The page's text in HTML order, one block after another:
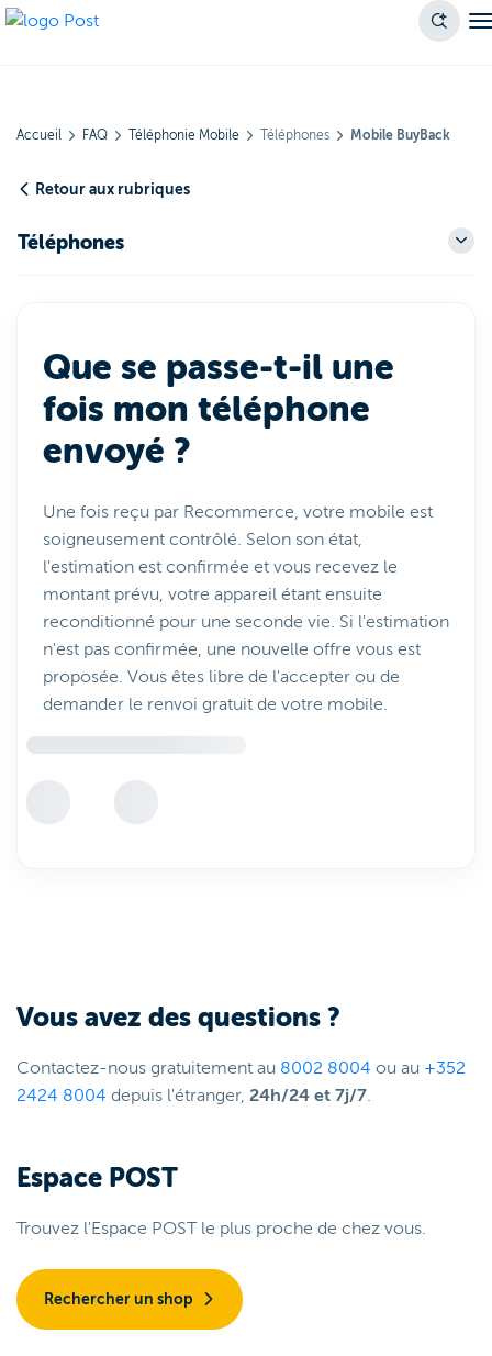
Accueil FAQ Téléphonie Mobile Téléphones Mobile BuyBack
Retour aux rubriques
Téléphones
Que se passe-t-il une
fois mon téléphone
envoyé ?
Une fois reçu par Recommerce, votre mobile est
soigneusement contrôlé. Selon son état,
l'estimation est confirmée et vous recevez le
montant prévu, votre appareil étant ensuite
reconditionné pour une seconde vie. Si l'estimation
n'est pas confirmée, une nouvelle offre vous est
proposée. Vous êtes libre de l'accepter ou de
demander le renvoi gratuit de votre mobile.
Vous avez des questions ?
Contactez-nous gratuitement au 8002 8004 ou au +352
2424 8004 depuis l'étranger, 24h/24 et 7j/7.
Espace POST
Trouvez l'Espace POST le plus proche de chez vous.
Rechercher un shop